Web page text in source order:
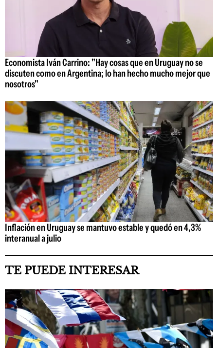
Economista Iván Carrino: "Hay cosas que en Uruguay no se
discuten como en Argentina; lo han hecho mucho mejor que
nosotros"
Inflación en Uruguay se mantuvo estable y quedó en 4,3%
interanual a julio
TE PUEDE INTERESAR